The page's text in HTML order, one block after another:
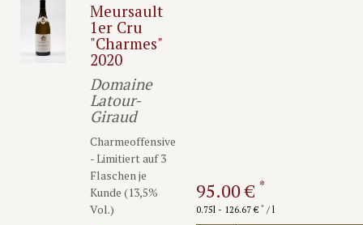
Meursault
1er Cru
"Charmes"
2020
Domaine
Latour-
Giraud
Charmeoffensive
- Limitiert auf 3
Flaschen je
Kunde (13,5%
Vol.)
95.00 € *
0.75l - 126.67 € */ l